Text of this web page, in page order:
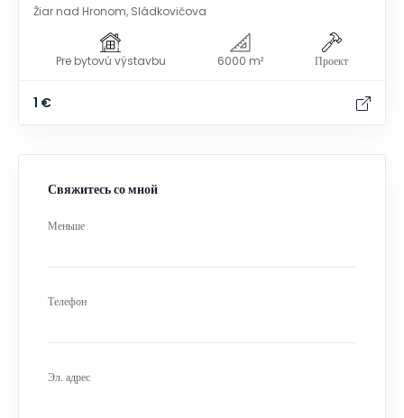
Žiar nad Hronom, Sládkovičova
Pre bytovú výstavbu 6000 m² Проект
1 €
Свяжитесь со мной
Меньше
Телефон
Эл. адрес